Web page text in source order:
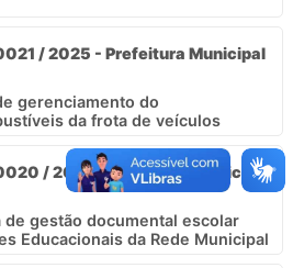
/ 2025 - Prefeitura Municipal
gerenciamento do
da frota de veículos
/ 2025 - Prefeitura Municipal
gestão documental escolar
Educacionais da Rede Municipal